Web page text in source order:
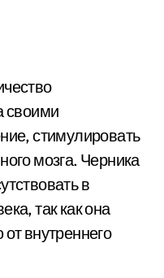
своими
стимулировать
мозга. Черника
в
так как она
внутреннего